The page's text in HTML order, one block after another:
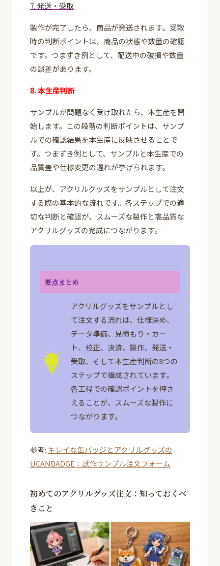
7. 発送・受取
製作が完了したら、商品が発送されます。受取
時の判断ポイントは、商品の状態や数量の確認
です。つまずき例として、配送中の破損や数量
の誤差があります。
8. 本生産判断
サンプルが問題なく受け取れたら、本生産を開
始します。この段階の判断ポイントは、サンプ
ルでの確認結果を本生産に反映させることで
す。つまずき例として、サンプルと本生産での
品質差や仕様変更の遅れが挙げられます。
以上が、アクリルグッズをサンプルとして注文
する際の基本的な流れです。各ステップでの適
切な判断と確認が、スムーズな製作と高品質な
アクリルグッズの完成につながります。
要点まとめ
アクリルグッズをサンプルとし
て注文する流れは、仕様決め、
データ準備、見積もり・カー
ト、校正、決済、製作、発送・
受取、そして本生産判断の8つの
ステップで構成されています。
各工程での確認ポイントを押さ
えることが、スムーズな製作に
つながります。
参考: キレイな缶バッジとアクリルグッズの
UCANBADGE：試作サンプル注文フォーム
初めてのアクリルグッズ注文：知っておくべ
きこと